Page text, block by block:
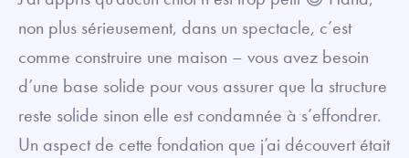
non plus sérieusement, dans un spectacle, c’est
comme construire une maison – vous avez besoin
d’une base solide pour vous assurer que la structure
reste solide sinon elle est condamnée à s’effondrer.
Un aspect de cette fondation que j’ai découvert était